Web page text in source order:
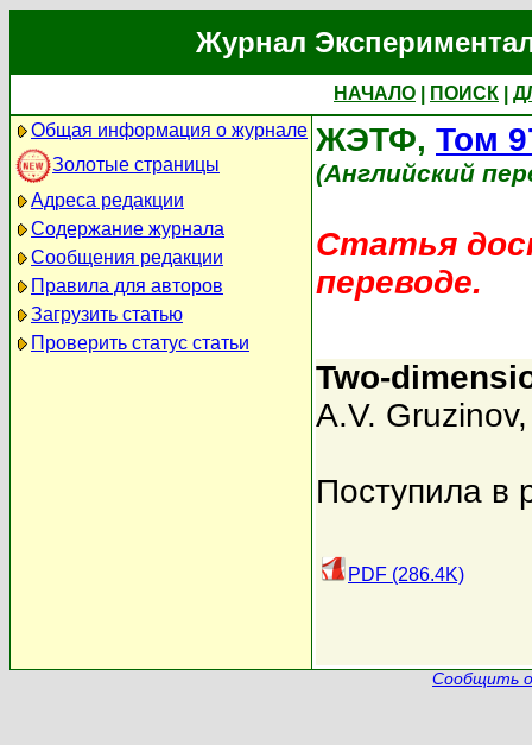
Журнал
НАЧАЛО ПОИСК
Общая информация о журнале
Золотые страницы
Адреса редакции
Содержание журнала
Сообщения редакции
Правила для авторов
Загрузить статью
Проверить статус статьи
ЖЭТФ, Том
(Английский
Статья
переводе.
Two-
A.V. Gruzinov
Поступила в
PDF (286.4K)
Сообщить о